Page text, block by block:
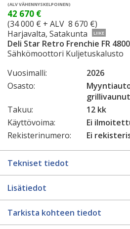
(ALV VÄHENNYSKELPOINEN)
42 670 €
(34 000 € + ALV 8 670 €)
Harjavalta, Satakunta
LIIKE
Deli Star Retro Frenchie FR 4800
Sähkömoottori Kuljetuskalusto
Vuosimalli:
2026
Osasto:
grillivaunut
Takuu:
12 kk
Käyttövoima:
Ei
Rekisterinumero:
Ei
Tekniset tiedot
Lisätiedot
Tarkista kohteen tiedot